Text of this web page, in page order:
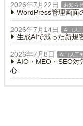
2026年7月22日 お知ら
WordPress管理画面
2026年7月14日 AI（人工
生成AIで減った新規
2026年7月8日 AI（人工
AIO・MEO・SEO対
心